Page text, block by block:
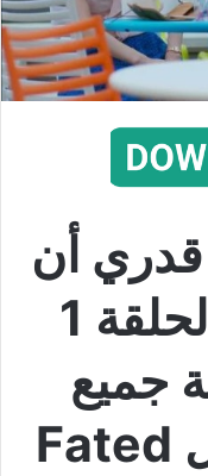
أن
أحبك مترجم الحلقة 1
جميع
حلقات مسلسل Fated